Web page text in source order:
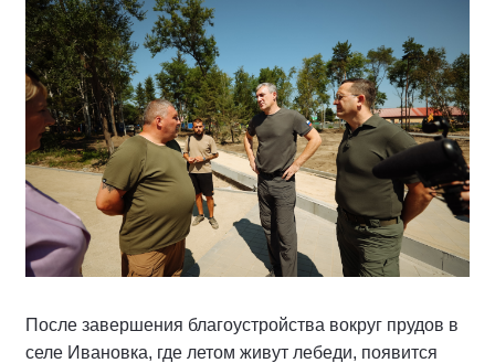
После завершения благоустройства вокруг прудов в
селе Ивановка, где летом живут лебеди, появится